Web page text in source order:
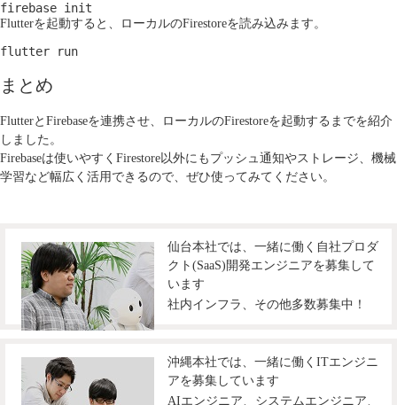
firebase init
Flutterを起動すると、ローカルのFirestoreを読み込みます。
flutter run
まとめ
FlutterとFirebaseを連携させ、ローカルのFirestoreを起動するまでを紹介
しました。
Firebaseは使いやすくFirestore以外にもプッシュ通知やストレージ、機械
学習など幅広く活用できるので、ぜひ使ってみてください。
仙台本社では、一緒に働く自社プロダ
クト(SaaS)開発エンジニアを募集して
います
社内インフラ、その他多数募集中！
沖縄本社では、一緒に働くITエンジニ
アを募集しています
AIエンジニア、システムエンジニア、